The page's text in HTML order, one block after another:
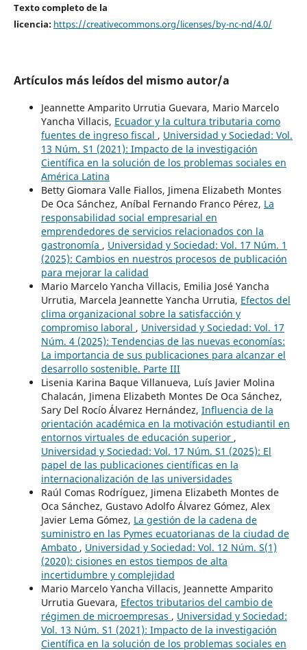
Texto completo de la
licencia: https://creativecommons.org/licenses/by-nc-nd/4.0/
Artículos más leídos del mismo autor/a
Jeannette Amparito Urrutia Guevara, Mario Marcelo
Yancha Villacis, Ecuador y la cultura tributaria como
fuentes de ingreso fiscal , Universidad y Sociedad: Vol.
13 Núm. S1 (2021): Impacto de la investigación
Científica en la solución de los problemas sociales en
América Latina
Betty Giomara Valle Fiallos, Jimena Elizabeth Montes
De Oca Sánchez, Aníbal Fernando Franco Pérez, La
responsabilidad social empresarial en
emprendedores de servicios relacionados con la
gastronomía , Universidad y Sociedad: Vol. 17 Núm. 1
(2025): Cambios en nuestros procesos de publicación
para mejorar la calidad
Mario Marcelo Yancha Villacis, Emilia José Yancha
Urrutia, Marcela Jeannette Yancha Urrutia, Efectos del
clima organizacional sobre la satisfacción y
compromiso laboral , Universidad y Sociedad: Vol. 17
Núm. 4 (2025): Tendencias de las nuevas economías:
La importancia de sus publicaciones para alcanzar el
desarrollo sostenible. Parte III
Lisenia Karina Baque Villanueva, Luís Javier Molina
Chalacán, Jimena Elizabeth Montes De Oca Sánchez,
Sary Del Rocío Álvarez Hernández, Influencia de la
orientación académica en la motivación estudiantil en
entornos virtuales de educación superior ,
Universidad y Sociedad: Vol. 17 Núm. S1 (2025): El
papel de las publicaciones científicas en la
internacionalización de las universidades
Raúl Comas Rodríguez, Jimena Elizabeth Montes de
Oca Sánchez, Gustavo Adolfo Álvarez Gómez, Alex
Javier Lema Gómez, La gestión de la cadena de
suministro en las Pymes ecuatorianas de la ciudad de
Ambato , Universidad y Sociedad: Vol. 12 Núm. S(1)
(2020): cisiones en estos tiempos de alta
incertidumbre y complejidad
Mario Marcelo Yancha Villacis, Jeannette Amparito
Urrutia Guevara, Efectos tributarios del cambio de
régimen de microempresas , Universidad y Sociedad:
Vol. 13 Núm. S1 (2021): Impacto de la investigación
Científica en la solución de los problemas sociales en